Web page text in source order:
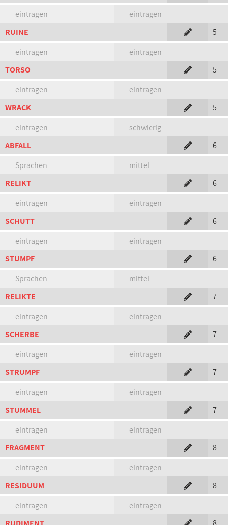
eintragen
eintragen
RUINE
5
eintragen
eintragen
TORSO
5
eintragen
eintragen
WRACK
5
eintragen
schwierig
ABFALL
6
Sprachen
mittel
RELIKT
6
eintragen
eintragen
SCHUTT
6
eintragen
eintragen
STUMPF
6
Sprachen
mittel
RELIKTE
7
eintragen
eintragen
SCHERBE
7
eintragen
eintragen
STRUMPF
7
eintragen
eintragen
STUMMEL
7
eintragen
eintragen
FRAGMENT
8
eintragen
eintragen
RESIDUUM
8
eintragen
eintragen